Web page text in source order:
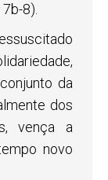
8).
da
dos
vença a
novo